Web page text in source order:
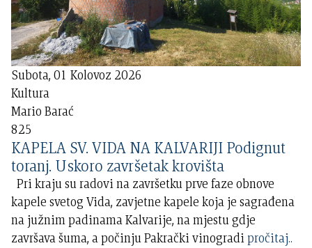
Subota, 01 Kolovoz 2026
Kultura
Mario Barać
825
KAPELA SV. VIDA NA KALVARIJI Podignut
toranj. Uskoro završetak krovišta
Pri kraju su radovi na završetku prve faze obnove
kapele svetog Vida, zavjetne kapele koja je sagrađena
na južnim padinama Kalvarije, na mjestu gdje
završava šuma, a počinju Pakrački vinogradipročitaj..